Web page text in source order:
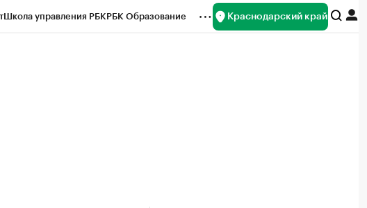
Школа управления РБКРБК Образование Краснодарский край